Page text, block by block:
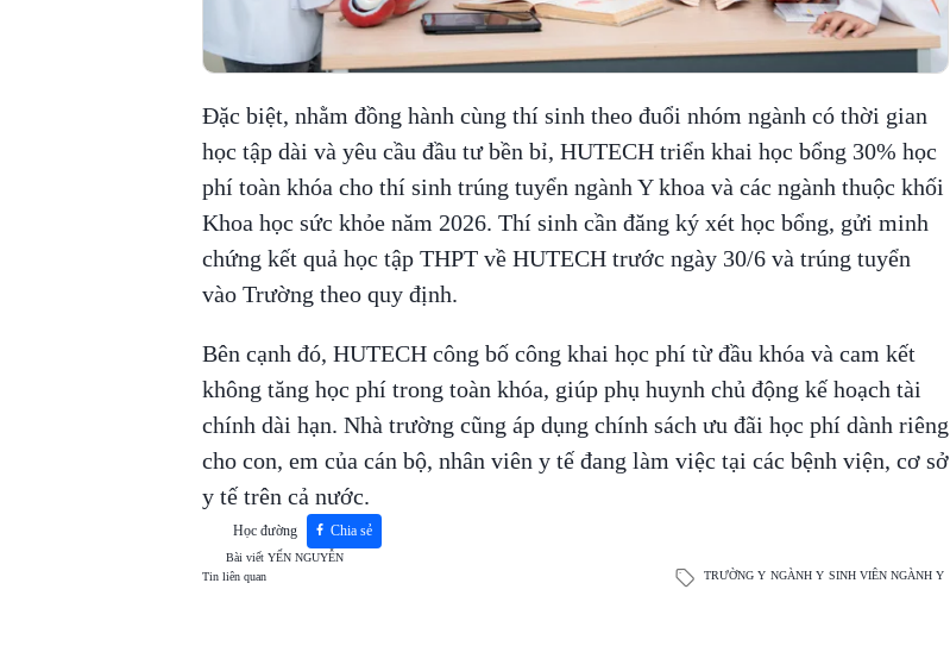
Đặc biệt, nhằm đồng hành cùng thí sinh theo đuổi nhóm ngành có thời gian
học tập dài và yêu cầu đầu tư bền bỉ, HUTECH triển khai học bổng 30% học
phí toàn khóa cho thí sinh trúng tuyển ngành Y khoa và các ngành thuộc khối
Khoa học sức khỏe năm 2026. Thí sinh cần đăng ký xét học bổng, gửi minh
chứng kết quả học tập THPT về HUTECH trước ngày 30/6 và trúng tuyển
vào Trường theo quy định.
Bên cạnh đó, HUTECH công bố công khai học phí từ đầu khóa và cam kết
không tăng học phí trong toàn khóa, giúp phụ huynh chủ động kế hoạch tài
chính dài hạn. Nhà trường cũng áp dụng chính sách ưu đãi học phí dành riêng
cho con, em của cán bộ, nhân viên y tế đang làm việc tại các bệnh viện, cơ sở
y tế trên cả nước.
Học đường Chia sẻ
Bài viết YẾN NGUYỄN
Tin liên quan
TRƯỜNG Y NGÀNH Y SINH VIÊN NGÀNH Y